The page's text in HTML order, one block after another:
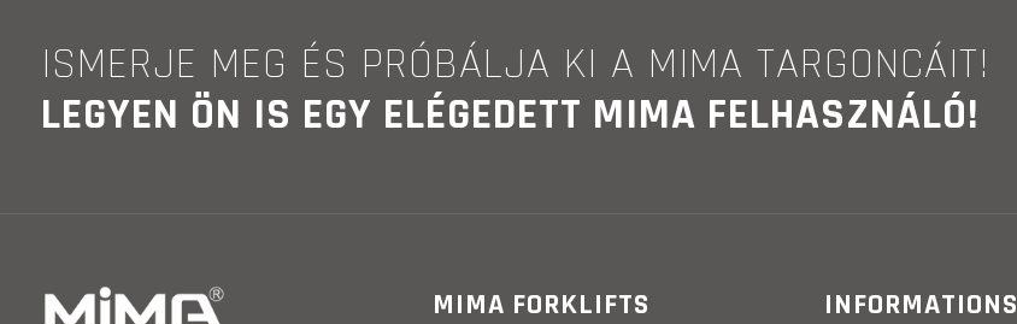
ISMERJE MEG ÉS PRÓBÁLJA KI A MIMA TARGONCÁIT!
LEGYEN ÖN IS EGY ELÉGEDETT MIMA FELHASZNÁLÓ!
MIMA FORKLIFTS INFORMATIONS